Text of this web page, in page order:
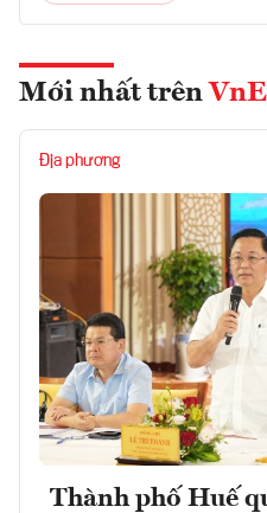
Mới nhất trên
Địa phương
Thành phố Huế